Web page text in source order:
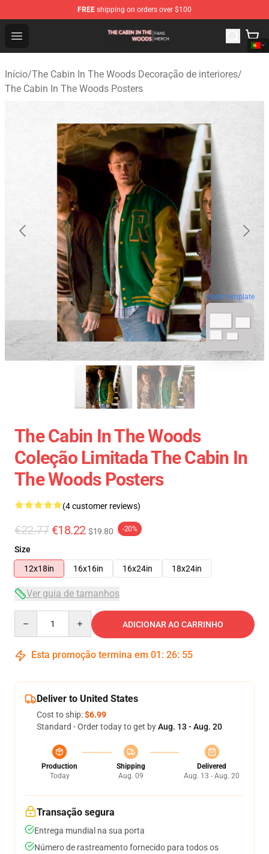
FREE shipping on orders over $100
Open menu
The Cabin In The Woods Shop - Official The Cabin In
Início/The Cabin In The Woods Decoração de interiores/
The Cabin In The Woods Posters
blank template
The Cabin In The Woods
Coleção Limitada The Cabin In
The Woods Posters
(4 customer reviews)
€22.77 €18.22 $19.80 -20%
Size
12x18in
16x16in 16x24in 18x24in
Ver guia de tamanhos
ADICIONAR AO CARRINHO
Esta promoção termina em 01 : 26: 54
Deliver to United States
Cost to ship:$6.99
Standard - Order today to get byAug. 13 - Aug. 20
Production
Today
Shipping
Aug. 09
Delivered
Aug. 13 - Aug. 20
Transação segura
Entrega mundial na sua porta
Número de rastreamento fornecido para todos os